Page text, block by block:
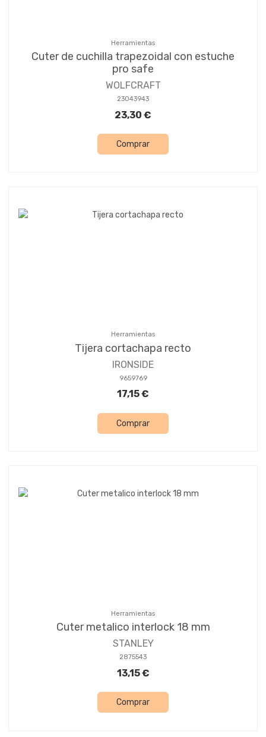
Herramientas
Cuter de cuchilla trapezoidal con estuche
pro safe
WOLFCRAFT
23043943
23,30 €
Comprar
Herramientas
Tijera cortachapa recto
IRONSIDE
9659769
17,15 €
Comprar
Herramientas
Cuter metalico interlock 18 mm
STANLEY
2875543
13,15 €
Comprar